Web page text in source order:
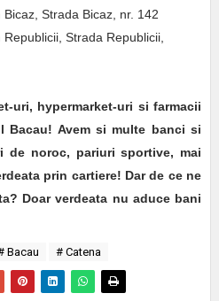
Strada Bicaz, nr. 142
Strada Republicii,
uri, hypermarket-uri si farmacii
Bacau! Avem si multe banci si
de noroc, pariuri sportive, mai
prin cartiere! Dar de ce ne
Doar verdeata nu aduce bani
Bacau # Catena